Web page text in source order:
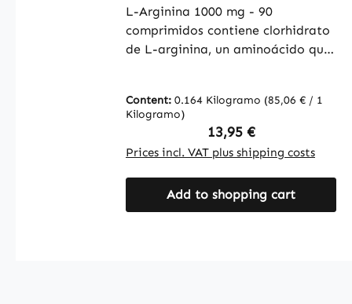
L-Arginina 1000 mg - 90
comprimidos contiene clorhidrato
de L-arginina, un aminoácido que
L-arginina es ampliamente
conocida como fuente de este
importante aminoácido. Los
comprimidos también contienen
celulosa microcristalina como
agente de carga y aceite de
Content: 0.164 Kilogramo (85,06 € / 1
Kilogramo)
Regular price:
13,95 €
Prices incl. VAT plus shipping costs
Add to shopping cart